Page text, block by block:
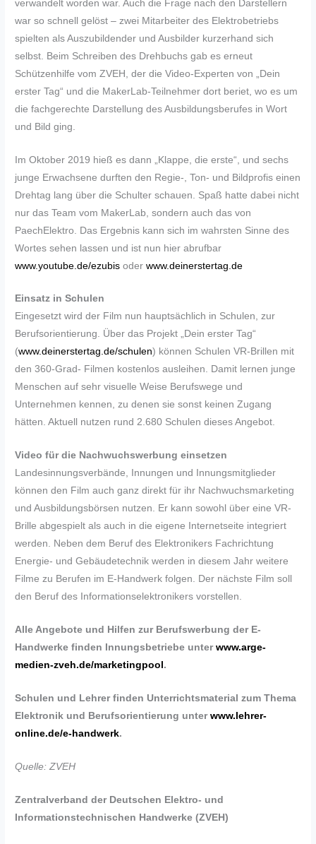
verwandelt worden war. Auch die Frage nach den Darstellern
war so schnell gelöst – zwei Mitarbeiter des Elektrobetriebs
spielten als Auszubildender und Ausbilder kurzerhand sich
selbst. Beim Schreiben des Drehbuchs gab es erneut
Schützenhilfe vom ZVEH, der die Video-Experten von „Dein
erster Tag“ und die MakerLab-Teilnehmer dort beriet, wo es um
die fachgerechte Darstellung des Ausbildungsberufes in Wort
und Bild ging.
Im Oktober 2019 hieß es dann „Klappe, die erste“, und sechs
junge Erwachsene durften den Regie-, Ton- und Bildprofis einen
Drehtag lang über die Schulter schauen. Spaß hatte dabei nicht
nur das Team vom MakerLab, sondern auch das von
PaechElektro. Das Ergebnis kann sich im wahrsten Sinne des
Wortes sehen lassen und ist nun hier abrufbar
www.youtube.de/ezubis oderwww.deinerstertag.de
Einsatz in Schulen
Eingesetzt wird der Film nun hauptsächlich in Schulen, zur
Berufsorientierung. Über das Projekt „Dein erster Tag“
(www.deinerstertag.de/schulen) können Schulen VR-Brillen mit
den 360-Grad- Filmen kostenlos ausleihen. Damit lernen junge
Menschen auf sehr visuelle Weise Berufswege und
Unternehmen kennen, zu denen sie sonst keinen Zugang
hätten. Aktuell nutzen rund 2.680 Schulen dieses Angebot.
Video für die Nachwuchswerbung einsetzen
Landesinnungsverbände, Innungen und Innungsmitglieder
können den Film auch ganz direkt für ihr Nachwuchsmarketing
und Ausbildungsbörsen nutzen. Er kann sowohl über eine VR-
Brille abgespielt als auch in die eigene Internetseite integriert
werden. Neben dem Beruf des Elektronikers Fachrichtung
Energie- und Gebäudetechnik werden in diesem Jahr weitere
Filme zu Berufen im E-Handwerk folgen. Der nächste Film soll
den Beruf des Informationselektronikers vorstellen.
Alle Angebote und Hilfen zur Berufswerbung der E-
Handwerke finden Innungsbetriebe unterwww.arge-
medien-zveh.de/marketingpool .
Schulen und Lehrer finden Unterrichtsmaterial zum Thema
Elektronik und Berufsorientierung unterwww.lehrer-
online.de/e-handwerk.
Quelle: ZVEH
Zentralverband der Deutschen Elektro- und
Informationstechnischen Handwerke (ZVEH)